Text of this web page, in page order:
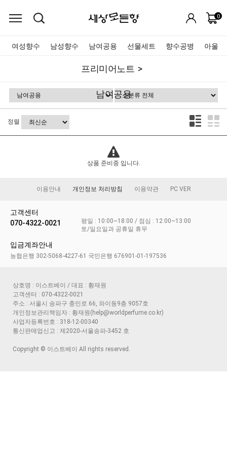
0
여성향수 남성향수 남여공용 선물세트 향수공병 아울렛
프리미어노트
남여공용
정렬
상품 준비중 입니다.
이용안내 개인정보 처리방침 이용약관 PC VER
고객센터
070-4322-0021
평일 : 10:00~18:00 / 점심 : 12:00~13:00
토/일요일과 공휴일 휴무
입금계좌안내
농협은행 302-5068-4227-61 국민은행 676901-01-197536
상호명 : 이스트베이 / 대표 : 황재원
고객센터 : 070-4322-0021
주소 : 서울시 송파구 충민로 66, 와이동9층 9057호
개인정보관리책임자 : 황재원(help@worldperfume.co.kr)
사업자등록번호 : 318-12-00340
통신판매업신고 : 제2020-서울송파-3452 호
Copyright © 이스트베이 All rights reserved.